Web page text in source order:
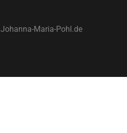
Johanna-Maria-Pohl.de